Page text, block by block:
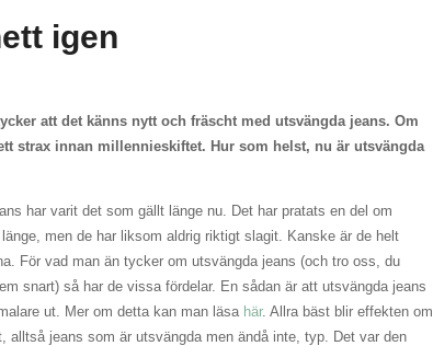
igen
att det känns nytt och fräscht med utsvängda jeans. Om
strax innan millennieskiftet. Hur som helst, nu är utsvängda
har varit det som gällt länge nu. Det har pratats en del om
men de har liksom aldrig riktigt slagit. Kanske är de helt
För vad man än tycker om utsvängda jeans (och tro oss, du
snart) så har de vissa fördelar. En sådan är att utsvängda jeans
ut. Mer om detta kan man läsa här. Allra bäst blir effekten om
alltså jeans som är utsvängda men ändå inte, typ. Det var den